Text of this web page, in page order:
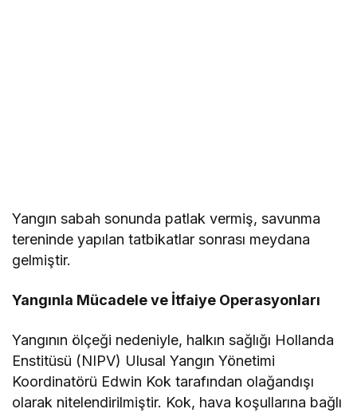
Yangın sabah sonunda patlak vermiş, savunma
tereninde yapılan tatbikatlar sonrası meydana
gelmiştir.
Yangınla Mücadele ve İtfaiye Operasyonları
Yangının ölçeği nedeniyle, halkın sağlığı Hollanda
Enstitüsü (NIPV) Ulusal Yangın Yönetimi
Koordinatörü Edwin Kok tarafından olağandışı
olarak nitelendirilmiştir. Kok, hava koşullarına bağlı